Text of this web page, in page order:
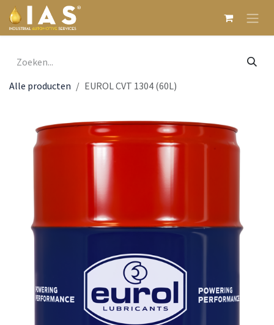
Overslaan naar inhoud
Alle producten EUROL CVT 1304 (60L)